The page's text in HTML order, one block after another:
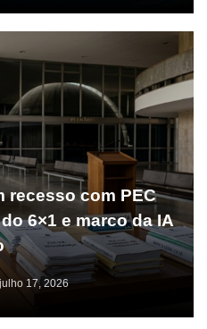
recesso com PEC
6×1 e marco da IA
julho 17, 2026